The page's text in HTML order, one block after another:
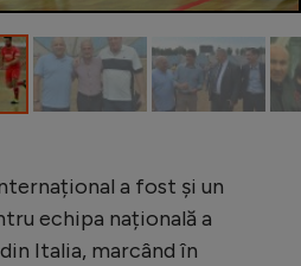
a fost și un
echipa națională a
Italia, marcând în